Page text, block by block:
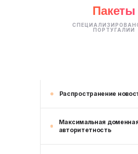
Пакеты
ПОРТУГАЛИИ
Распространение
Максимальная
авторитетность